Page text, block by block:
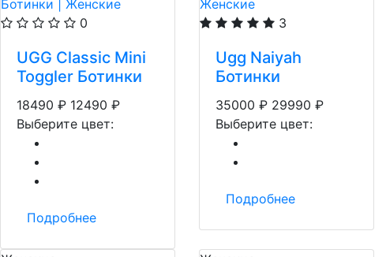
0
UGG Classic Mini
Toggler Ботинки
18490 ₽ 12490 ₽
Выберите цвет:
Подробнее
3
Ugg Naiyah
Ботинки
35000 ₽ 29990 ₽
Выберите цвет:
Подробнее